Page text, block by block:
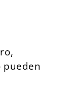
pueden